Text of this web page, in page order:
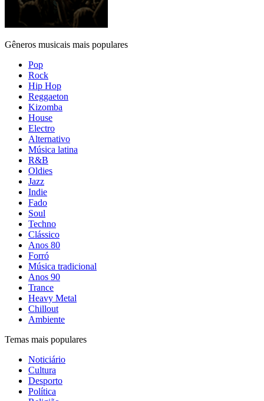
Gêneros musicais mais populares
Pop
Rock
Hip Hop
Reggaeton
Kizomba
House
Electro
Alternativo
Música latina
R&B
Oldies
Jazz
Indie
Fado
Soul
Techno
Clássico
Anos 80
Forró
Música tradicional
Anos 90
Trance
Heavy Metal
Chillout
Ambiente
Temas mais populares
Noticiário
Cultura
Desporto
Política